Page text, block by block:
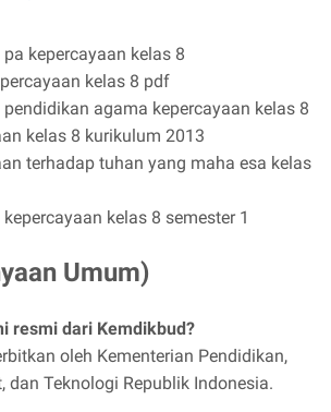
kepercayaan kelas 8
kelas 8 pdf
agama kepercayaan kelas 8
kelas 8 kurikulum 2013
terhadap tuhan yang maha esa kelas
kelas 8 semester 1
Umum)
resmi dari Kemdikbud?
oleh Kementerian Pendidikan,
dan Teknologi Republik Indonesia.